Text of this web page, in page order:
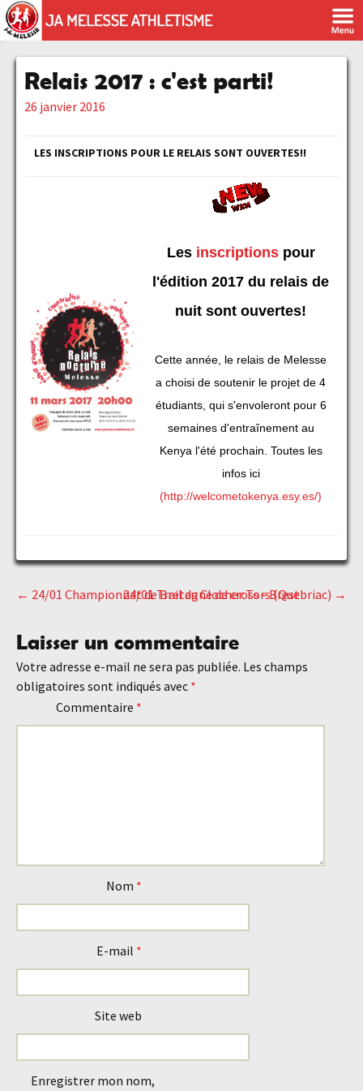
Relais 2017 : c'est parti!
26 janvier 2016
LES INSCRIPTIONS POUR LE RELAIS SONT OUVERTES!!
Les inscriptionspour
l'édition 2017 du relais de
nuit sont ouvertes!
Cette année, le relais de Melesse
a choisi de soutenir le projet de 4
étudiants, qui s'envoleront pour 6
semaines d'entraînement au
Kenya l'été prochain. Toutes les
infos ici
(http://welcometokenya.esy.es/)
Navigation
des
articles
← 24/01 Championnat de Bretagne de cross - Brest
24/01 Trail du Clocher Tors (Quebriac) →
Laisser un commentaire
Votre adresse e-mail ne sera pas publiée. Les champs
obligatoires sont indiqués avec *
Commentaire *
Nom *
E-mail *
Site web
Enregistrer mon nom,